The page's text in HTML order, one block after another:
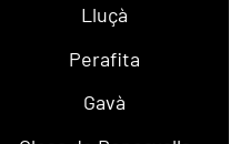
Lluçà
Perafita
Gavà